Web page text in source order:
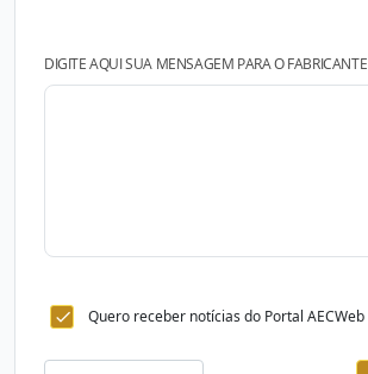
DIGITE AQUI SUA MENSAGEM PARA O FABRICANTE
Quero receber notícias do Portal AECWeb